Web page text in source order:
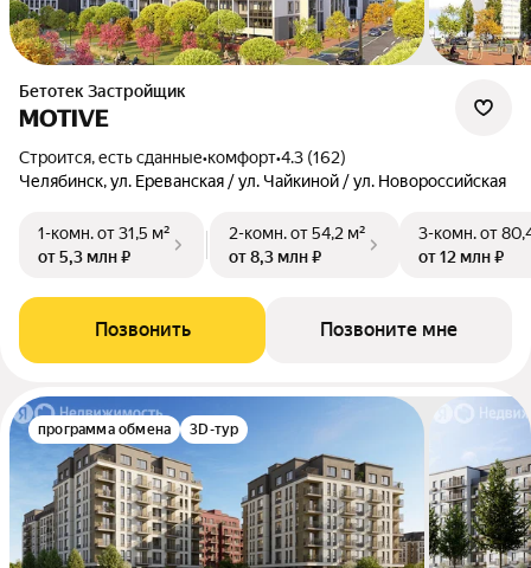
Бетотек Застройщик
MOTIVE
Строится, есть сданные•комфорт•4.3 (162)
Челябинск, ул. Ереванская / ул. Чайкиной / ул. Новороссийская
1-комн.от 31,5 м²
от 5,3 млн ₽
2-комн.от 54,2 м²
от 8,3 млн ₽
3-комн.от
от 12 млн ₽
Позвонить Позвоните мне
программа обмена 3D-тур